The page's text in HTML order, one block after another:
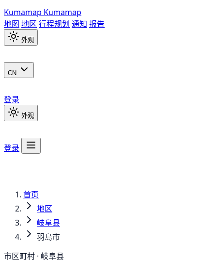
Kumamap Kumamap
地图 地区 行程规划 通知 报告
外观
CN
登录
外观
登录
首页
地区
岐阜县
羽島市
市区町村 · 岐阜县